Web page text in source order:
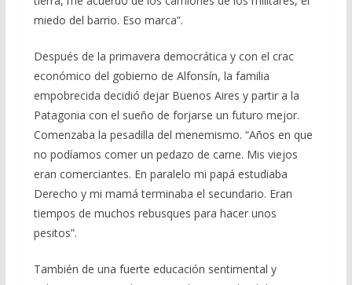
miedo del barrio. Eso marca”.
Después de la primavera democrática y con el crac
económico del gobierno de Alfonsín, la familia
empobrecida decidió dejar Buenos Aires y partir a la
Patagonia con el sueño de forjarse un futuro mejor.
Comenzaba la pesadilla del menemismo. “Años en que
no podíamos comer un pedazo de carne. Mis viejos
eran comerciantes. En paralelo mi papá estudiaba
Derecho y mi mamá terminaba el secundario. Eran
tiempos de muchos rebusques para hacer unos
pesitos”.
También de una fuerte educación sentimental y